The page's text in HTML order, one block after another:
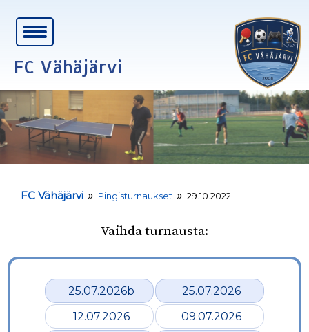
FC Vähäjärvi
FC Vähäjärvi » Pingisturnaukset » 29.10.2022
Vaihda turnausta:
25.07.2026b
25.07.2026
12.07.2026
09.07.2026